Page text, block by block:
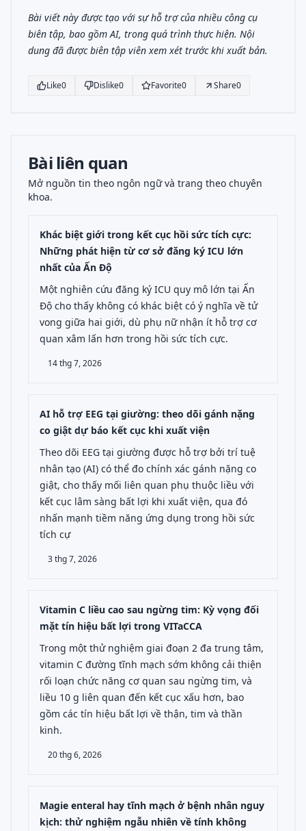
Bài viết này được tạo với sự hỗ trợ của nhiều công cụ
biên tập, bao gồm AI, trong quá trình thực hiện. Nội
dung đã được biên tập viên xem xét trước khi xuất bản.
Like0 Dislike0 Favorite0 Share0
Bài liên quan
Mở nguồn tin theo ngôn ngữ và trang theo chuyên
khoa.
Khác biệt giới trong kết cục hồi sức tích cực:
Những phát hiện từ cơ sở đăng ký ICU lớn
nhất của Ấn Độ
Một nghiên cứu đăng ký ICU quy mô lớn tại Ấn
Độ cho thấy không có khác biệt có ý nghĩa về tử
vong giữa hai giới, dù phụ nữ nhận ít hỗ trợ cơ
quan xâm lấn hơn trong hồi sức tích cực.
14 thg 7, 2026
AI hỗ trợ EEG tại giường: theo dõi gánh nặng
co giật dự báo kết cục khi xuất viện
Theo dõi EEG tại giường được hỗ trợ bởi trí tuệ
nhân tạo (AI) có thể đo chính xác gánh nặng co
giật, cho thấy mối liên quan phụ thuộc liều với
kết cục lâm sàng bất lợi khi xuất viện, qua đó
nhấn mạnh tiềm năng ứng dụng trong hồi sức
tích cự
3 thg 7, 2026
Vitamin C liều cao sau ngừng tim: Kỳ vọng đối
mặt tín hiệu bất lợi trong VITaCCA
Trong một thử nghiệm giai đoạn 2 đa trung tâm,
vitamin C đường tĩnh mạch sớm không cải thiện
rối loạn chức năng cơ quan sau ngừng tim, và
liều 10 g liên quan đến kết cục xấu hơn, bao
gồm các tín hiệu bất lợi về thận, tim và thần
kinh.
20 thg 6, 2026
Magie enteral hay tĩnh mạch ở bệnh nhân nguy
kịch: thử nghiệm ngẫu nhiên về tính không